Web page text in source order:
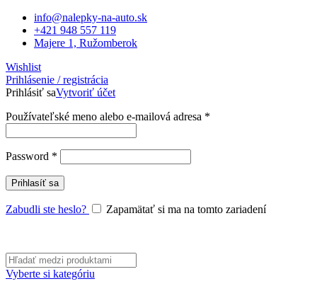
info@nalepky-na-auto.sk
+421 948 557 119
Majere 1, Ružomberok
Wishlist
Prihlásenie / registrácia
Prihlásiť saVytvoriť účet
Používateľské meno alebo e-mailová adresa *
Password *
Prihlasíť sa
Zabudli ste heslo? Zapamätať si ma na tomto zariadení
Vyberte si kategóriu